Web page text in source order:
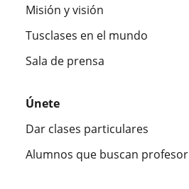
Misión y visión
Tusclases en el mundo
Sala de prensa
Únete
Dar clases particulares
Alumnos que buscan profesor